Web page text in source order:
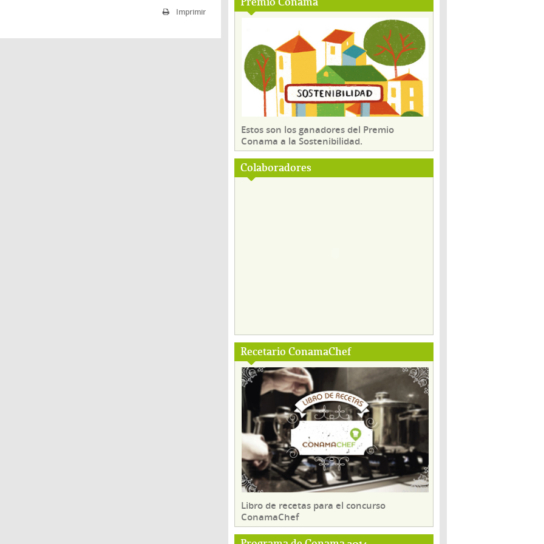
Estos son los ganadores del Premio
Conama a la Sostenibilidad.
Colaboradores
Recetario ConamaChef
Libro de recetas para el concurso
ConamaChef
Imprimir